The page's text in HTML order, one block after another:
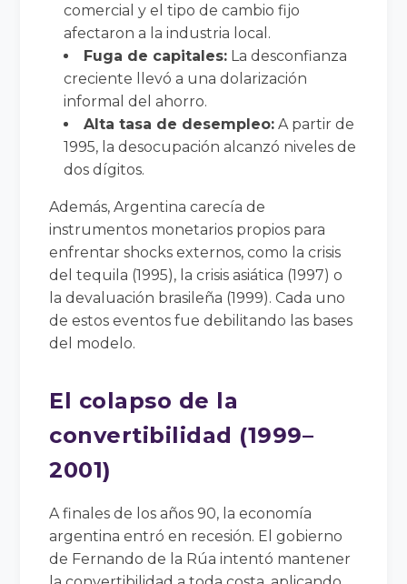
comercial y el tipo de cambio fijo
afectaron a la industria local.
Fuga de capitales: La desconfianza
creciente llevó a una dolarización
informal del ahorro.
Alta tasa de desempleo: A partir de
1995, la desocupación alcanzó niveles de
dos dígitos.
Además, Argentina carecía de
instrumentos monetarios propios para
enfrentar shocks externos, como la crisis
del tequila (1995), la crisis asiática (1997) o
la devaluación brasileña (1999). Cada uno
de estos eventos fue debilitando las bases
del modelo.
El colapso de la
convertibilidad (1999–
2001)
A finales de los años 90, la economía
argentina entró en recesión. El gobierno
de Fernando de la Rúa intentó mantener